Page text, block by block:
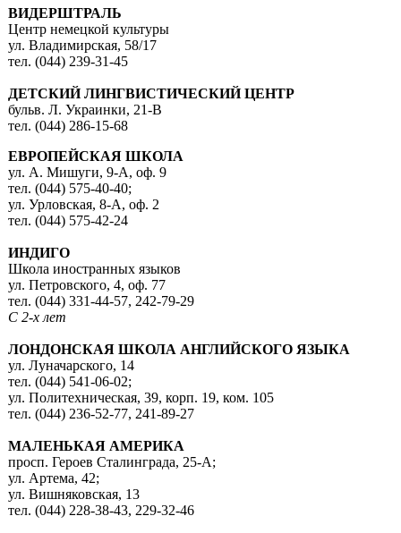
ВИДЕРШТРАЛЬ
Центр немецкой культуры
ул. Владимирская, 58/17
тел. (044) 239-31-45
ДЕТСКИЙ ЛИНГВИСТИЧЕСКИЙ ЦЕНТР
бульв. Л. Украинки, 21-В
тел. (044) 286-15-68
ЕВРОПЕЙСКАЯ ШКОЛА
ул. А. Мишуги, 9-А, оф. 9
тел. (044) 575-40-40;
ул. Урловская, 8-А, оф. 2
тел. (044) 575-42-24
ИНДИГО
Школа иностранных языков
ул. Петровского, 4, оф. 77
тел. (044) 331-44-57, 242-79-29
С 2-х лет
ЛОНДОНСКАЯ ШКОЛА АНГЛИЙСКОГО ЯЗЫКА
ул. Луначарского, 14
тел. (044) 541-06-02;
ул. Политехническая, 39, корп. 19, ком. 105
тел. (044) 236-52-77, 241-89-27
МАЛЕНЬКАЯ АМЕРИКА
просп. Героев Сталинграда, 25-А;
ул. Артема, 42;
ул. Вишняковская, 13
тел. (044) 228-38-43, 229-32-46